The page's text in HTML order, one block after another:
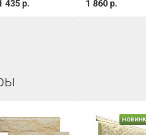
0,288м3/уп
435 р.
0.432 м3/уп)
1 860 р.